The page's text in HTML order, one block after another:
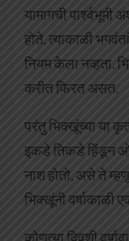
यामागची पार्श्वभूमी
होते. त्याकाळी
नियम केला नव्हता.
करीत फिरत असत.
परंतु भिक्खूंच्या या
इकडे तिकडे हिंडून ओले
नाश होतो, असे ते
भिक्खूंनी वर्षाकाळी
कोणत्या दिवशी